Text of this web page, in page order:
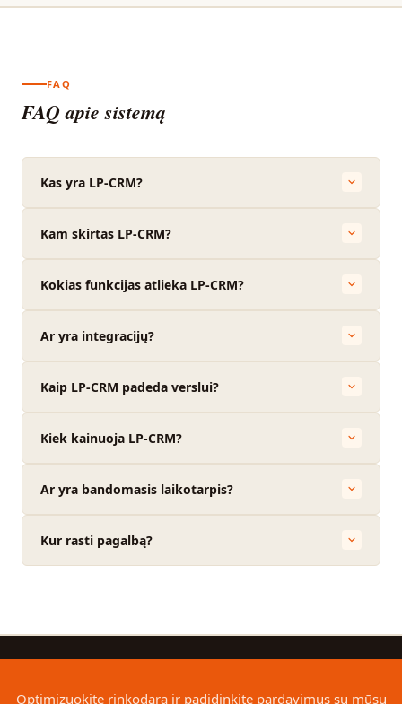
FAQ
FAQ apie sistemą
Kas yra LP-CRM?
Kam skirtas LP-CRM?
Kokias funkcijas atlieka LP-CRM?
Ar yra integracijų?
Kaip LP-CRM padeda verslui?
Kiek kainuoja LP-CRM?
Ar yra bandomasis laikotarpis?
Kur rasti pagalbą?
Optimizuokite rinkodarą ir padidinkite pardavimus su mūsų